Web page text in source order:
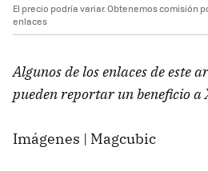
El precio podría variar. Obtenemos comisión
enlaces
Algunos de los enlaces de este
pueden reportar un beneficio a
Imágenes | Magcubic